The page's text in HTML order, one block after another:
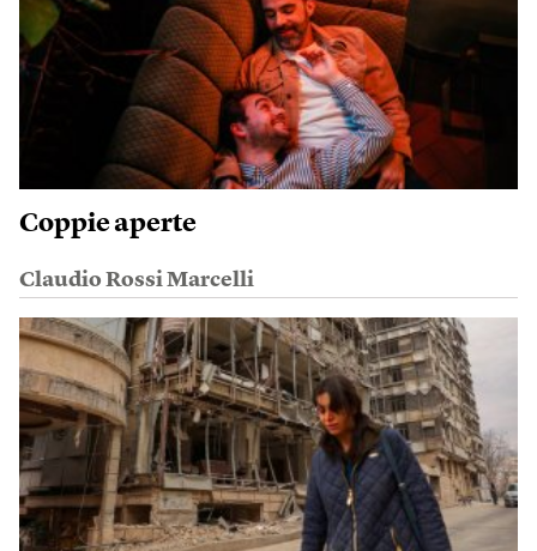
Coppie aperte
Claudio Rossi Marcelli